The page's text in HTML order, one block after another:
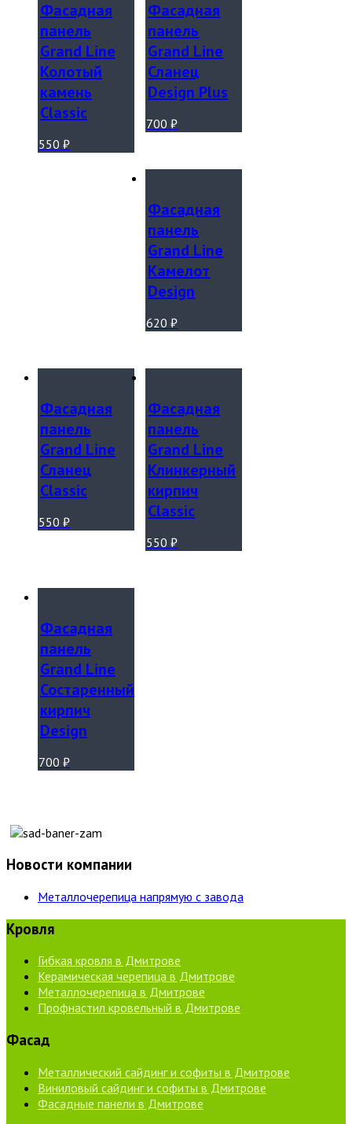
Фасадная
панель
Grand Line
Колотый
камень
Classic
550 ₽
Фасадная
панель
Grand Line
Сланец
Design Plus
700₽
Фасадная
панель
Grand Line
Камелот
Design
620₽
Фасадная
панель
Grand Line
Сланец
Classic
550 ₽
Фасадная
панель
Grand Line
Клинкерный
кирпич
Classic
550₽
Фасадная
панель
Grand Line
Состаренный
кирпич
Design
700 ₽
Новости компании
Металлочерепица напрямую с завода
Кровля
Гибкая кровля в Дмитрове
Керамическая черепица в Дмитрове
Металлочерепица в Дмитрове
Профнастил кровельный в Дмитрове
Фасад
Металлический сайдинг и софиты в Дмитрове
Виниловый сайдинг и софиты в Дмитрове
Фасадные панели в Дмитрове